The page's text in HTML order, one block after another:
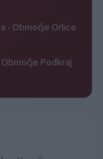
- Območje Orlice
Podkraj